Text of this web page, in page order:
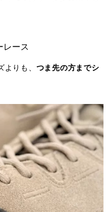
レース
りも、 つま先の方までシ